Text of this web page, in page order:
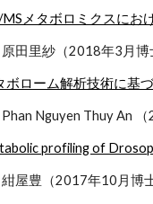
MSメタボロミクスにお
原田里紗（2018年3月博
ボローム解析技術に基
Nguyen Thuy An
profiling of
紺屋豊（2017年10月博